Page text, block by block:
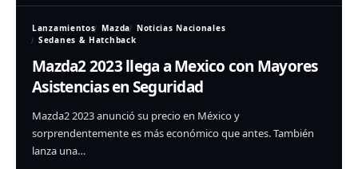
Lanzamientos Mazda
Noticias Nacionales
Sedanes & Hatchback
Mazda2 2023 llega a Mexico con Mayores
Asistencias en Seguridad
Mazda2 2023 anunció su precio en México y
sorprendentemente es más económico que antes. También
lanza una…